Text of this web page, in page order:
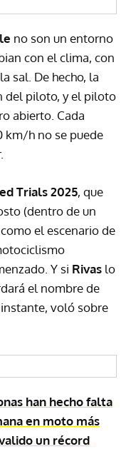
no son un entorno
con el clima, con
sal. De hecho, la
del piloto, y el piloto
abierto. Cada
km/h no se puede
Trials 2025, que
(dentro de un
el escenario de
Y si Rivas lo
el nombre de
voló sobre
han hecho falta
en moto más
un récord